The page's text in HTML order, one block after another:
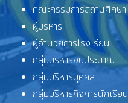
คณะกรรมการสถานศึกษา
ผู้บริหาร
ผู้อำนวยการโรงเรียน
กลุ่มบริหารงบประมาณ
กลุ่มบริหารบุคคล
กลุ่มบริหารกิจการนักเรียน